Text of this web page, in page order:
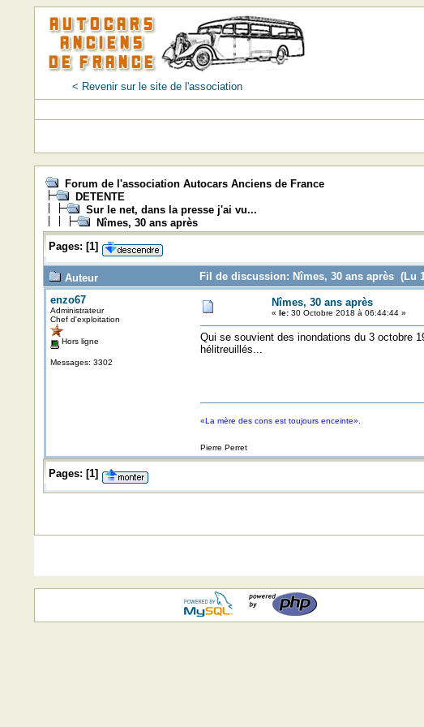
< Revenir sur le site de l'association
Forum de l'association Autocars Anciens de France
DETENTE
Sur le net, dans la presse j'ai vu...
Nîmes, 30 ans après
Pages: [1]
Auteur
Fil de discussion: Nîmes, 30 ans après (Lu
enzo67
Administrateur
Chef d'exploitation
Hors ligne
Messages: 3302
Nîmes, 30 ans après
« le:30 Octobre 2018 à 06:44:44 »
Qui se souvient des inondations du 3 octobre
hélitreuillés...
«La mère des cons est toujours enceinte».
Pierre Perret
Pages: [1]